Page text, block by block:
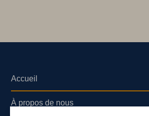
Accueil
À propos de nous